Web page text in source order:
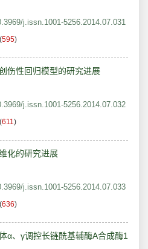
j.issn.1001-5256.2014.07.031
(595)
伤性回归模型的研究进展
j.issn.1001-5256.2014.07.032
(611)
化的研究进展
j.issn.1001-5256.2014.07.033
(636)
α、γ调控长链酰基辅酶A合成酶1